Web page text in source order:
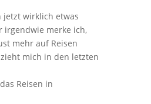
jetzt wirklich etwas
irgendwie merke ich,
mehr auf Reisen
mich in den letzten
Reisen in